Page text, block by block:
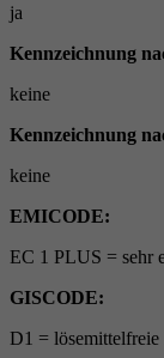
ja
Kennzeichnung
keine
Kennzeichnung
keine
EMICODE:
EC 1 PLUS = sehr
GISCODE:
D1 =